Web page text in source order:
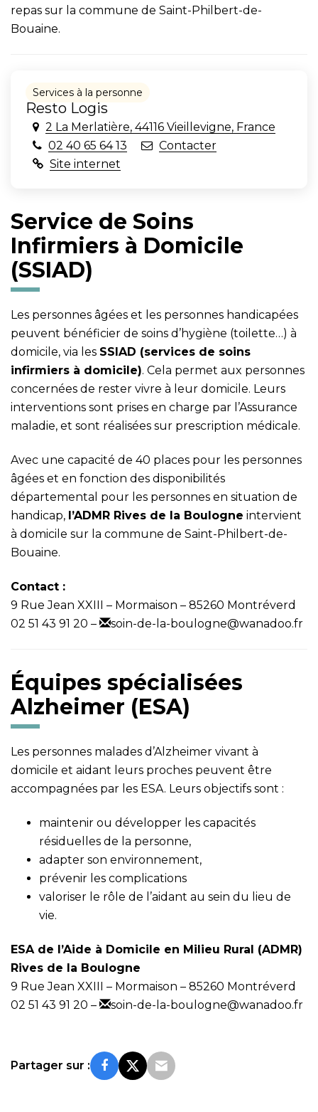
repas sur la commune de Saint-Philbert-de-
Bouaine.
Services à la personne
Resto Logis
2 La Merlatière, 44116 Vieillevigne, France
02 40 65 64 13
Contacter
Site internet
Service de Soins
Infirmiers à Domicile
(SSIAD)
Les personnes âgées et les personnes handicapées
peuvent bénéficier de soins d’hygiène (toilette…) à
domicile, via les SSIAD (services de soins
infirmiers à domicile). Cela permet aux personnes
concernées de rester vivre à leur domicile. Leurs
interventions sont prises en charge par l’Assurance
maladie, et sont réalisées sur prescription médicale.
Avec une capacité de 40 places pour les personnes
âgées et en fonction des disponibilités
départemental pour les personnes en situation de
handicap, l’ADMR Rives de la Boulogne intervient
à domicile sur la commune de Saint-Philbert-de-
Bouaine.
Contact :
9 Rue Jean XXIII – Mormaison – 85260 Montréverd
02 51 43 91 20 – soin-de-la-boulogne@wanadoo.fr
Équipes spécialisées
Alzheimer (ESA)
Les personnes malades d’Alzheimer vivant à
domicile et aidant leurs proches peuvent être
accompagnées par les ESA. Leurs objectifs sont :
maintenir ou développer les capacités
résiduelles de la personne,
adapter son environnement,
prévenir les complications
valoriser le rôle de l’aidant au sein du lieu de
vie.
ESA de l’Aide à Domicile en Milieu Rural (ADMR)
Rives de la Boulogne
9 Rue Jean XXIII – Mormaison – 85260 Montréverd
02 51 43 91 20 – soin-de-la-boulogne@wanadoo.fr
Partager sur :